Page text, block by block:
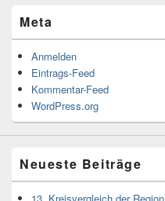
Meta
Anmelden
Eintrags-Feed
Kommentar-Feed
WordPress.org
Neueste Beiträge